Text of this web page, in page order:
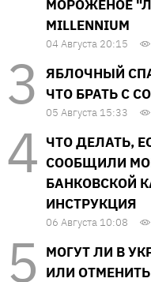
МОРОЖЕНОЕ
MILLENNIUM
04 Августа 20:15
ЯБЛОЧНЫЙ
ЧТО БРАТЬ С
05 Августа 15:33
ЧТО ДЕЛАТЬ,
СООБЩИЛИ
БАНКОВСКОЙ
ИНСТРУКЦИЯ
06 Августа 10:08
МОГУТ ЛИ В
ИЛИ